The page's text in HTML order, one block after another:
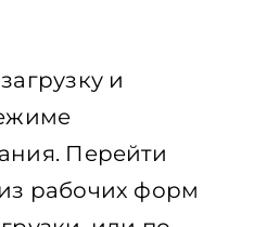
и
Перейти
рабочих форм